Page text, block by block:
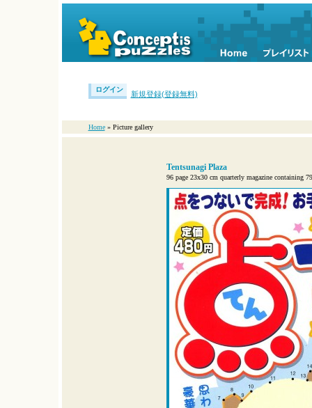
ログイン
新規登録(登録無料)
Home » Picture gallery
Tentsunagi Plaza
96 page 23x30 cm quarterly magazine containing